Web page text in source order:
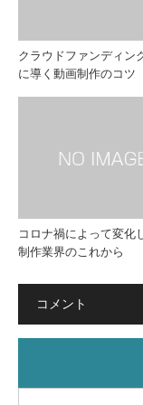
クラウドファンディン
に導く動画制作のコツ
コロナ禍によって変化
制作業界のこれから
コメント